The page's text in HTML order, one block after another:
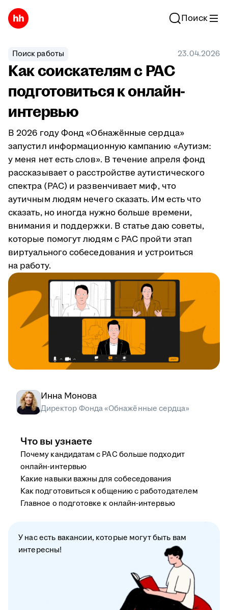
Поиск
Поиск работы 23.04.2026
Как соискателям с РАС
подготовиться к онлайн-
интервью
В 2026 году Фонд «Обнажённые сердца»
запустил информационную кампанию «Аутизм:
у меня нет есть слов». В течение апреля фонд
рассказывает о расстройстве аутистического
спектра (РАС) и развенчивает миф, что
аутичным людям нечего сказать. Им есть что
сказать, но иногда нужно больше времени,
внимания и поддержки. В статье даю советы,
которые помогут людям с РАС пройти этап
виртуального собеседования и устроиться
на работу.
Инна Монова
Директор Фонда «Обнажённые сердца»
Что вы узнаете
Почему кандидатам с РАС больше подходит
онлайн-интервью
Какие навыки важны для собеседования
Как подготовиться к общению с работодателем
Главное о подготовке к онлайн-интервью
У нас есть вакансии, которые могут быть вам
интересны!